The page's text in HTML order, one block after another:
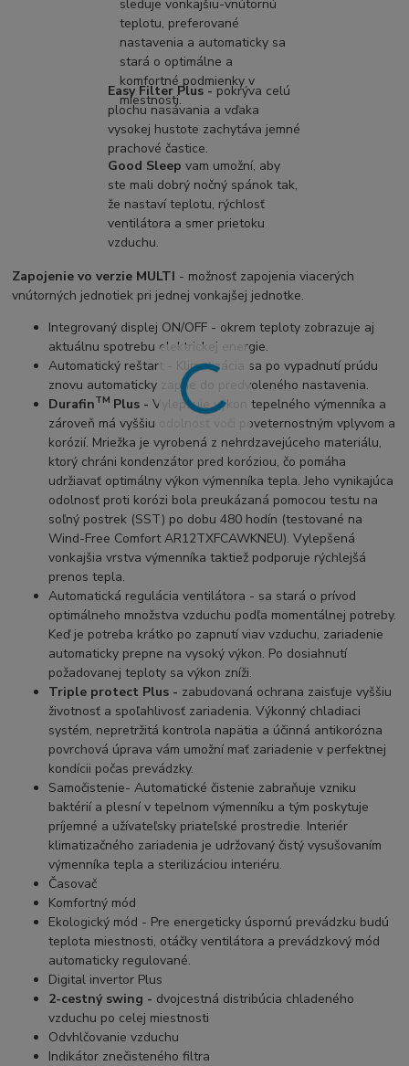
sleduje vonkajšiu-vnútornú
teplotu, preferované
nastavenia a automaticky sa
stará o optimálne a
komfortné podmienky v
miestnosti.
Easy Filter Plus - pokrýva celú
plochu nasávania a vďaka
vysokej hustote zachytáva jemné
prachové častice.
Good Sleep vam umožní, aby
ste mali dobrý nočný spánok tak,
že nastaví teplotu, rýchlosť
ventilátora a smer prietoku
vzduchu.
Zapojenie vo verzie MULTI - možnosť zapojenia viacerých
vnútorných jednotiek pri jednej vonkajšej jednotke.
Integrovaný displej ON/OFF - okrem teploty zobrazuje aj
aktuálnu spotrebu elektrickej energie.
Automatický reštart - Klimatizácia sa po vypadnutí prúdu
znovu automaticky zapne do predvoleného nastavenia.
DurafinTM Plus -Vylepšuje výkon tepelného výmenníka a
zároveň má vyššiu odolnosť voči poveternostným vplyvom a
korózií. Mriežka je vyrobená z nehrdzavejúceho materiálu,
ktorý chráni kondenzátor pred koróziou, čo pomáha
udržiavať optimálny výkon výmenníka tepla. Jeho vynikajúca
odolnosť proti korózi bola preukázaná pomocou testu na
soľný postrek (SST) po dobu 480 hodín (testované na
Wind-Free Comfort AR12TXFCAWKNEU). Vylepšená
vonkajšia vrstva výmenníka taktiež podporuje rýchlejšá
prenos tepla.
Automatická regulácia ventilátora - sa stará o prívod
optimálneho množstva vzduchu podľa momentálnej potreby.
Keď je potreba krátko po zapnutí viav vzduchu, zariadenie
automaticky prepne na vysoký výkon. Po dosiahnutí
požadovanej teploty sa výkon zníži.
Triple protect Plus - zabudovaná ochrana zaisťuje vyššiu
životnosť a spoľahlivosť zariadenia. Výkonný chladiaci
systém, nepretržitá kontrola napätia a účinná antikorózna
povrchová úprava vám umožní mať zariadenie v perfektnej
kondícii počas prevádzky.
Samočistenie- Automatické čistenie zabraňuje vzniku
baktérií a plesní v tepelnom výmenníku a tým poskytuje
príjemné a užívateľsky priateľské prostredie. Interiér
klimatizačného zariadenia je udržovaný čistý vysušovaním
výmenníka tepla a sterilizáciou interiéru.
Časovač
Komfortný mód
Ekologický mód - Pre energeticky úspornú prevádzku budú
teplota miestnosti, otáčky ventilátora a prevádzkový mód
automaticky regulované.
Digital invertor Plus
2-cestný swing - dvojcestná distribúcia chladeného
vzduchu po celej miestnosti
Odvhlčovanie vzduchu
Indikátor znečisteného filtra